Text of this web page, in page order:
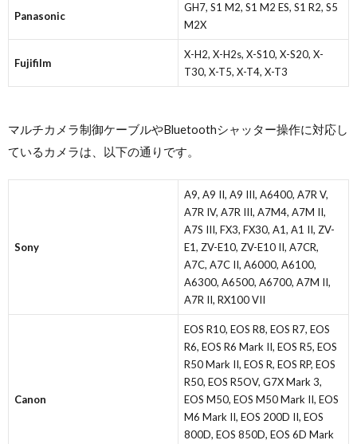
Panasonic
GH7, S1 M2, S1 M2 ES, S1 R2, S5
M2X
Fujifilm
X-H2, X-H2s, X-S10, X-S20, X-
T30, X-T5, X-T4, X-T3
マルチカメラ制御ケーブルやBluetoothシャッター操作に対応し
ているカメラは、以下の通りです。
Sony
A9, A9 II, A9 III, A6400, A7R V,
A7R IV, A7R III, A7M4, A7M II,
A7S III, FX3, FX30, A1, A1 II, ZV-
E1, ZV-E10, ZV-E10 II, A7CR,
A7C, A7C II, A6000, A6100,
A6300, A6500, A6700, A7M II,
A7R II, RX100 VII
Canon
EOS R10, EOS R8, EOS R7, EOS
R6, EOS R6 Mark II, EOS R5, EOS
R50 Mark II, EOS R, EOS RP, EOS
R50, EOS R5OV, G7X Mark 3,
EOS M50, EOS M50 Mark II, EOS
M6 Mark II, EOS 200D II, EOS
800D, EOS 850D, EOS 6D Mark